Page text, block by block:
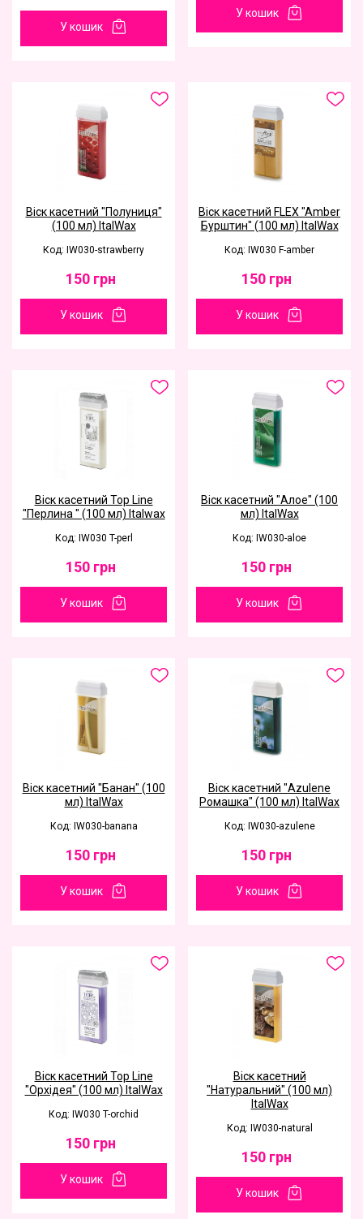
У кошик
У кошик
Віск касетний "Полуниця"
(100 мл) ItalWax
Код: IW030-strawberry
150 грн
У кошик
Віск касетний FLEX "Amber
Бурштин" (100 мл) ItalWax
Код: IW030 F-amber
150 грн
У кошик
Віск касетний Top Line
"Перлина " (100 мл) Italwax
Код: IW030 T-perl
150 грн
У кошик
Віск касетний "Алое" (100
мл) ItalWax
Код: IW030-aloe
150 грн
У кошик
Віск касетний "Банан" (100
мл) ItalWax
Код: IW030-banana
150 грн
У кошик
Віск касетний "Azulene
Ромашка" (100 мл) ItalWax
Код: IW030-azulene
150 грн
У кошик
Віск касетний Top Line
"Орхідея" (100 мл) ItalWax
Код: IW030 T-orchid
150 грн
У кошик
Віск касетний
"Натуральний" (100 мл)
ItalWax
Код: IW030-natural
150 грн
У кошик